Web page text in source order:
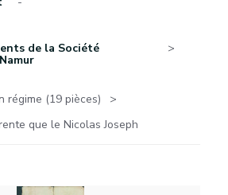
de la Société
régime (19 pièces)
que le Nicolas Joseph